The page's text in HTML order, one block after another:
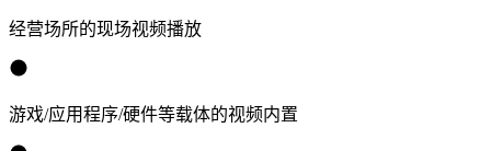
经营场所的现场视频播放
游戏/应用程序/硬件等载体的视频内置